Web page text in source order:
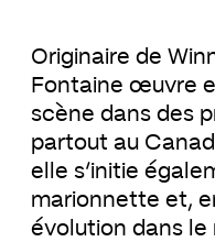
Originaire de
Fontaine œuvre
scène dans des
partout au
elle s’initie
marionnette et,
évolution dans le